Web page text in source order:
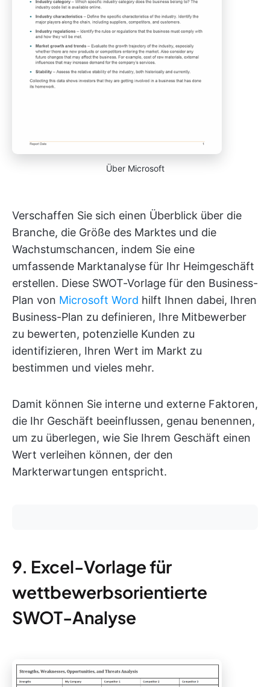
Über Microsoft
Verschaffen Sie sich einen Überblick über die
Branche, die Größe des Marktes und die
Wachstumschancen, indem Sie eine
umfassende Marktanalyse für Ihr Heimgeschäft
erstellen. Diese SWOT-Vorlage für den Business-
Plan von Microsoft Word hilft Ihnen dabei, Ihren
Business-Plan zu definieren, Ihre Mitbewerber
zu bewerten, potenzielle Kunden zu
identifizieren, Ihren Wert im Markt zu
bestimmen und vieles mehr.
Damit können Sie interne und externe Faktoren,
die Ihr Geschäft beeinflussen, genau benennen,
um zu überlegen, wie Sie Ihrem Geschäft einen
Wert verleihen können, der den
Markterwartungen entspricht.
9. Excel-Vorlage für
wettbewerbsorientierte
SWOT-Analyse